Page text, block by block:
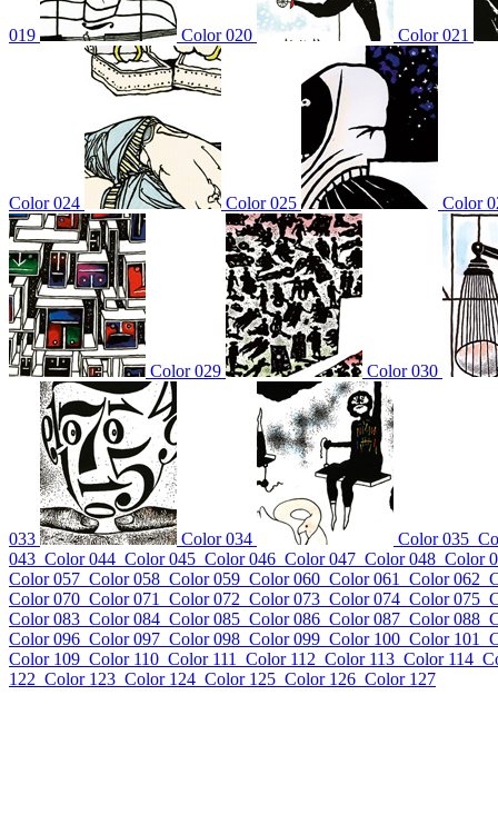
019 Color 020 Color 021
Color 024 Color 025 Color
Color 029 Color 030
033 Color 034 Color 035
043 Color 044 Color 045 Color 046 Color 047 Color 048 Color
Color 057 Color 058 Color 059 Color 060 Color 061 Color 062
Color 070 Color 071 Color 072 Color 073 Color 074 Color 075
Color 083 Color 084 Color 085 Color 086 Color 087 Color 088
Color 096 Color 097 Color 098 Color 099 Color 100 Color 101
Color 109 Color 110 Color 111 Color 112 Color 113 Color 114
122 Color 123 Color 124 Color 125 Color 126 Color 127